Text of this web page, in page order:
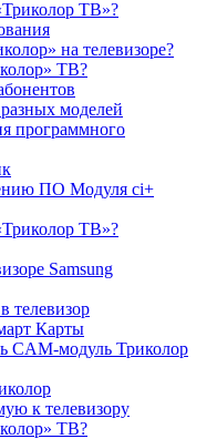
ТВ»?
на телевизоре?
ТВ?
моделей
программного
ПО Модуля ci+
ТВ»?
Samsung
телевизор
Карты
CAM-модуль Триколор
к телевизору
ТВ?